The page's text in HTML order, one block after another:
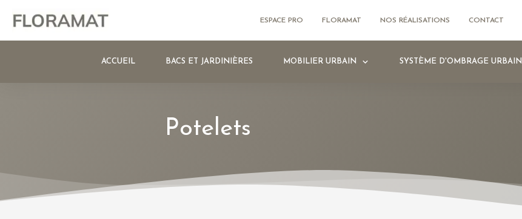
ESPACE PRO FLORAMAT NOS RÉALISATIONS CONTACT
ACCUEIL BACS ET JARDINIÈRES MOBILIER URBAIN SYSTÈME D'OMBRAGE URBAIN
Potelets